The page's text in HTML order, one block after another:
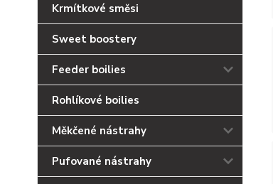
Krmítkové směsi
Sweet boostery
Feeder boilies
Rohlíkové boilies
Měkčené nástrahy
Pufované nástrahy